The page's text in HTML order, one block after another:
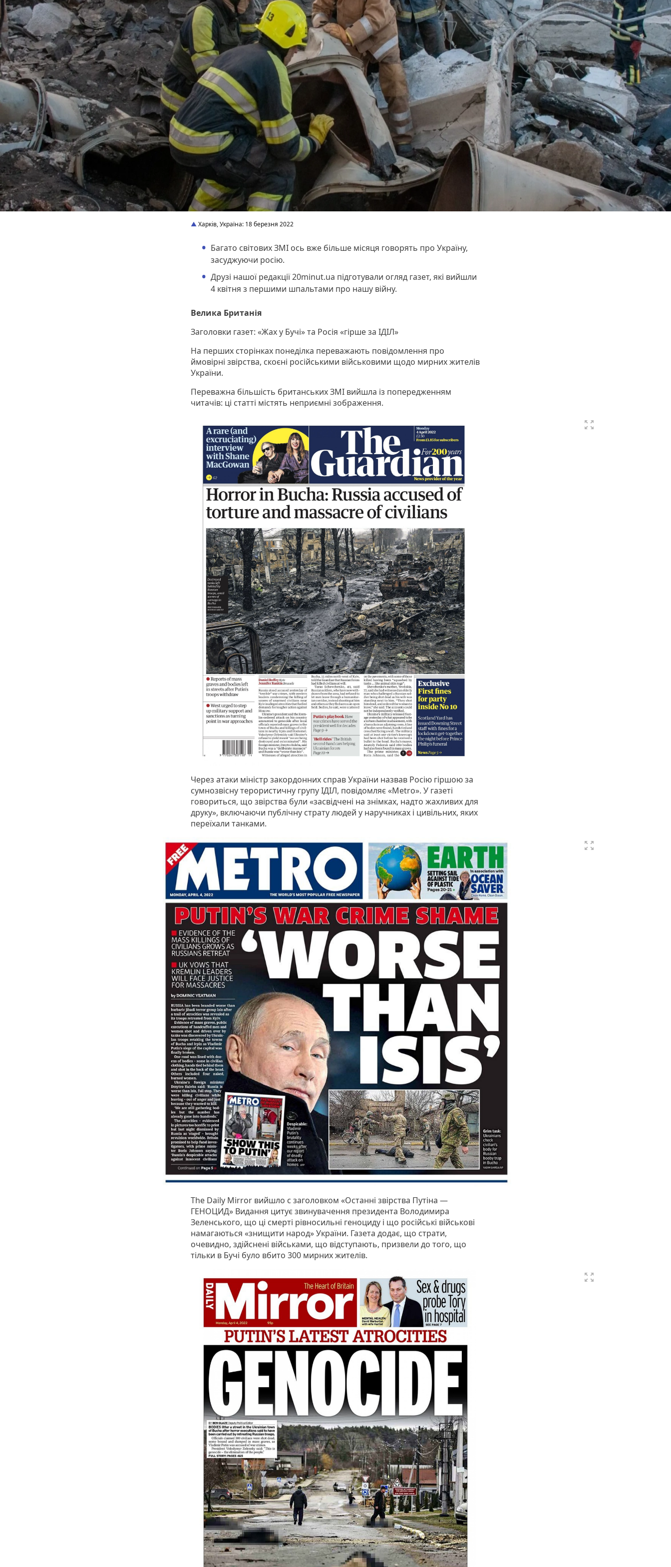
Харків, Україна: 18 березня 2022
Багато світових ЗМІ ось вже більше місяця говорять про Україну,
засуджуючи росію.
Друзі нашої редакції 20minut.ua підготували огляд газет, які вийшли
4 квітня з першими шпальтами про нашу війну.
Велика Британія
Заголовки газет: «Жах у Бучі» та Росія «гірше за ІДІЛ»
На перших сторінках понеділка переважають повідомлення про
ймовірні звірства, скоєні російськими військовими щодо мирних жителів
України.
Переважна більшість британських ЗМІ вийшла із попередженням
читачів: ці статті містять неприємні зображення.

Через атаки міністр закордонних справ України назвав Росію гіршою за
сумнозвісну терористичну групу ІДІЛ, повідомляє «Metro». У газеті
говориться, що звірства були «засвідчені на знімках, надто жахливих для
друку», включаючи публічну страту людей у наручниках і цивільних, яких
переїхали танками.

The Daily Mirror вийшло с заголовком «Останні звірства Путіна —
ГЕНОЦИД» Видання цитує звинувачення президента Володимира
Зеленського, що ці смерті рівносильні геноциду і що російські військові
намагаються «знищити народ» України. Газета додає, що страти,
очевидно, здійснені військами, що відступають, призвели до того, що
тільки в Бучі було вбито 300 мирних жителів.
